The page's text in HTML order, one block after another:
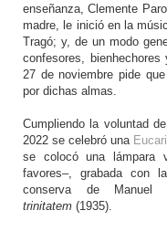
enseñanza, Clemente
madre, le inició en la
Tragó; y, de un modo
confesores,
27 de noviembre pide
por dichas almas.
Cumpliendo la voluntad
2022 se celebró una
se colocó una lámpara
favores–, grabada con
conserva de
trinitatem (1935).